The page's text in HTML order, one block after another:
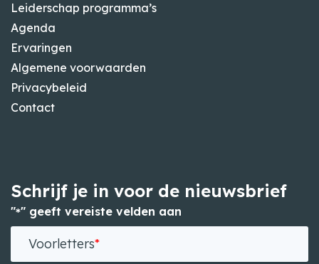
Leiderschap programma’s
Agenda
Ervaringen
Algemene voorwaarden
Privacybeleid
Contact
Schrijf je in voor de nieuwsbrief
"*" geeft vereiste velden aan
Voorletters*